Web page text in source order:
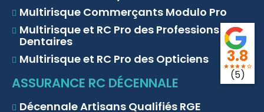
Multirisque Commerçants Modulo Pro
Multirisque et RC Pro des Professions
Dentaires
Multirisque et RC Pro des Opticiens
ASSURANCE RC DÉCENNALE
Décennale Artisans Qualifiés RGE
3.8
star starstar star star_border
(5)